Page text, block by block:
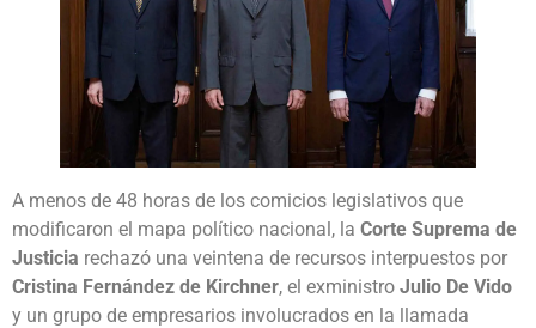
A menos de 48 horas de los comicios legislativos que
modificaron el mapa político nacional, la Corte Suprema de
Justicia rechazó una veintena de recursos interpuestos por
Cristina Fernández de Kirchner, el exministro Julio De Vido
y un grupo de empresarios involucrados en la llamada